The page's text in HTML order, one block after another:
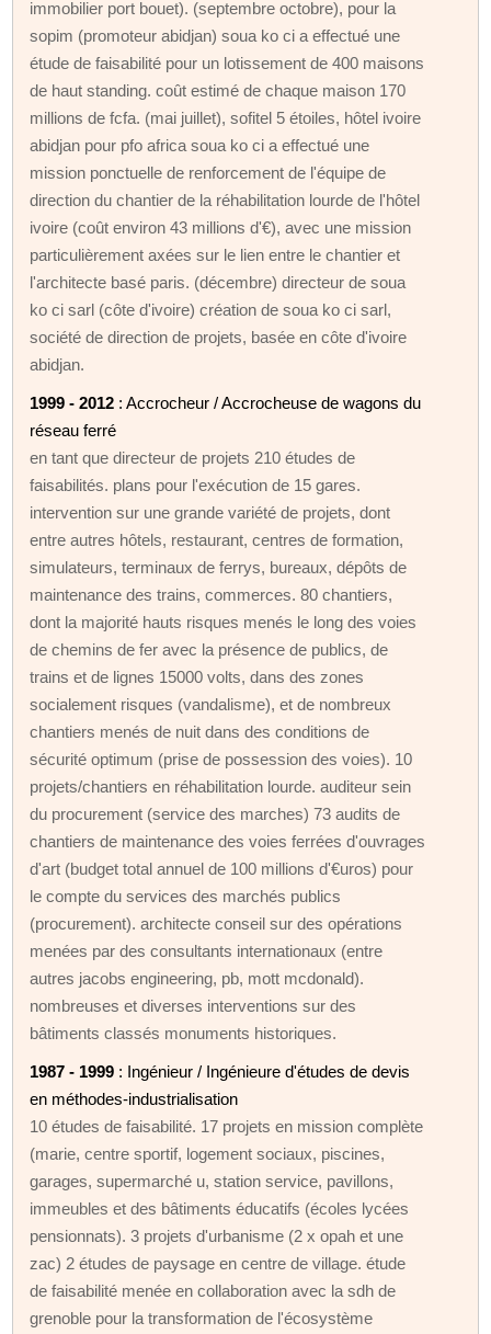
immobilier port bouet). (septembre octobre), pour la
sopim (promoteur abidjan) soua ko ci a effectué une
étude de faisabilité pour un lotissement de 400 maisons
de haut standing. coût estimé de chaque maison 170
millions de fcfa. (mai juillet), sofitel 5 étoiles, hôtel ivoire
abidjan pour pfo africa soua ko ci a effectué une
mission ponctuelle de renforcement de l'équipe de
direction du chantier de la réhabilitation lourde de l'hôtel
ivoire (coût environ 43 millions d'€), avec une mission
particulièrement axées sur le lien entre le chantier et
l'architecte basé paris. (décembre) directeur de soua
ko ci sarl (côte d'ivoire) création de soua ko ci sarl,
société de direction de projets, basée en côte d'ivoire
abidjan.
1999 - 2012 : Accrocheur / Accrocheuse de wagons du
réseau ferré
en tant que directeur de projets 210 études de
faisabilités. plans pour l'exécution de 15 gares.
intervention sur une grande variété de projets, dont
entre autres hôtels, restaurant, centres de formation,
simulateurs, terminaux de ferrys, bureaux, dépôts de
maintenance des trains, commerces. 80 chantiers,
dont la majorité hauts risques menés le long des voies
de chemins de fer avec la présence de publics, de
trains et de lignes 15000 volts, dans des zones
socialement risques (vandalisme), et de nombreux
chantiers menés de nuit dans des conditions de
sécurité optimum (prise de possession des voies). 10
projets/chantiers en réhabilitation lourde. auditeur sein
du procurement (service des marches) 73 audits de
chantiers de maintenance des voies ferrées d'ouvrages
d'art (budget total annuel de 100 millions d'€uros) pour
le compte du services des marchés publics
(procurement). architecte conseil sur des opérations
menées par des consultants internationaux (entre
autres jacobs engineering, pb, mott mcdonald).
nombreuses et diverses interventions sur des
bâtiments classés monuments historiques.
1987 - 1999 : Ingénieur / Ingénieure d'études de devis
en méthodes-industrialisation
10 études de faisabilité. 17 projets en mission complète
(marie, centre sportif, logement sociaux, piscines,
garages, supermarché u, station service, pavillons,
immeubles et des bâtiments éducatifs (écoles lycées
pensionnats). 3 projets d'urbanisme (2 x opah et une
zac) 2 études de paysage en centre de village. étude
de faisabilité menée en collaboration avec la sdh de
grenoble pour la transformation de l'écosystème